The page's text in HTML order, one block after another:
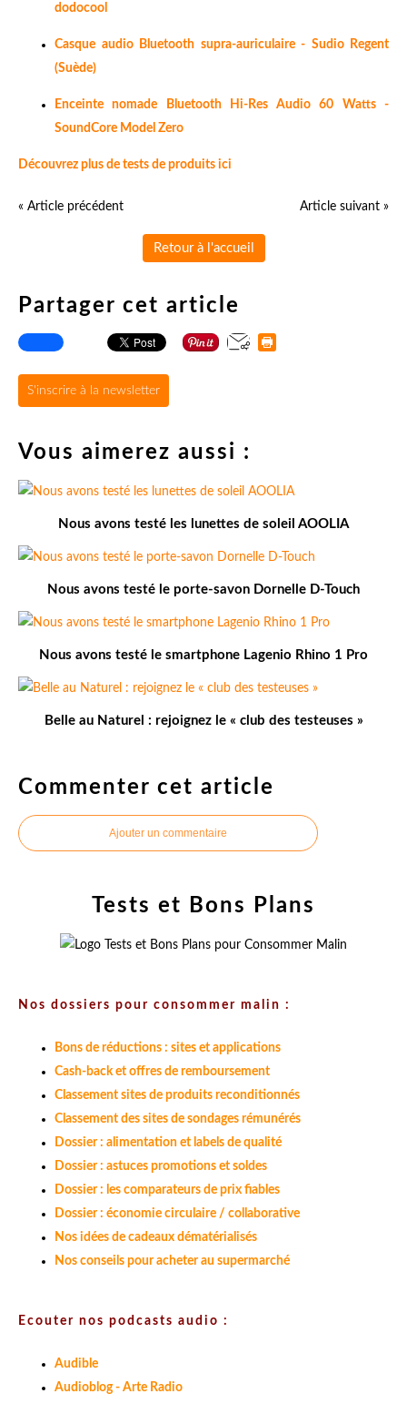
dodocool
Casque audio Bluetooth supra-auriculaire - Sudio Regent
(Suède)
Enceinte nomade Bluetooth Hi-Res Audio 60 Watts -
SoundCore Model Zero
Découvrez plus de tests de produits ici
« Article précédent Article suivant »
Retour à l'accueil
Partager cet article
S'inscrire à la newsletter
Vous aimerez aussi :
Nous avons testé les lunettes de soleil AOOLIA
Nous avons testé le porte-savon Dornelle D-Touch
Nous avons testé le smartphone Lagenio Rhino 1 Pro
Belle au Naturel : rejoignez le « club des testeuses »
Commenter cet article
Ajouter un commentaire
Tests et Bons Plans
Nos dossiers pour consommer malin :
Bons de réductions : sites et applications
Cash-back et offres de remboursement
Classement sites de produits reconditionnés
Classement des sites de sondages rémunérés
Dossier : alimentation et labels de qualité
Dossier : astuces promotions et soldes
Dossier : les comparateurs de prix fiables
Dossier : économie circulaire / collaborative
Nos idées de cadeaux dématérialisés
Nos conseils pour acheter au supermarché
Ecouter nos podcasts audio :
Audible
Audioblog - Arte Radio